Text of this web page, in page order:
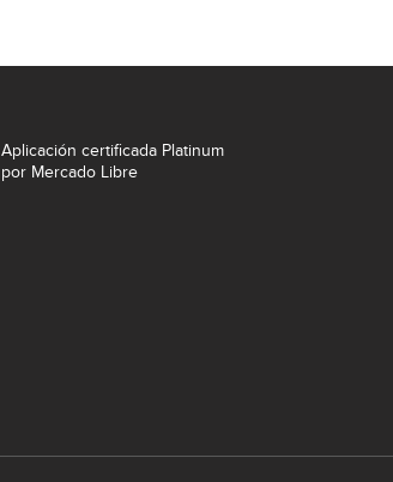
Aplicación certificada Platinum
por Mercado Libre